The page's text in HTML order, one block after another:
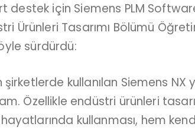
için Siemens PLM
Ürünleri Tasarımı Bölümü
sürdürdü:
kullanılan Siemens NX
Özellikle endüstri ürünleri
kullanması, hem